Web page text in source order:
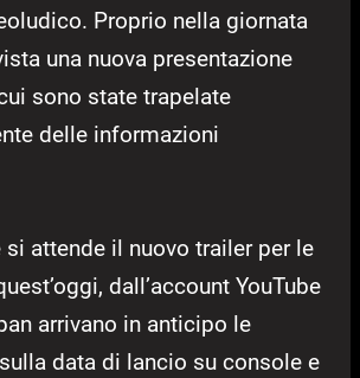
Proprio nella giornata
una nuova presentazione
sono state trapelate
delle informazioni
attende il nuovo trailer per le
dall’account YouTube
arrivano in anticipo le
data di lancio su console e